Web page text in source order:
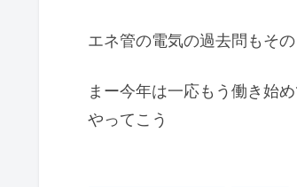
エネ管の電気の過去問もそ
まー今年は一応もう働き始
やってこう